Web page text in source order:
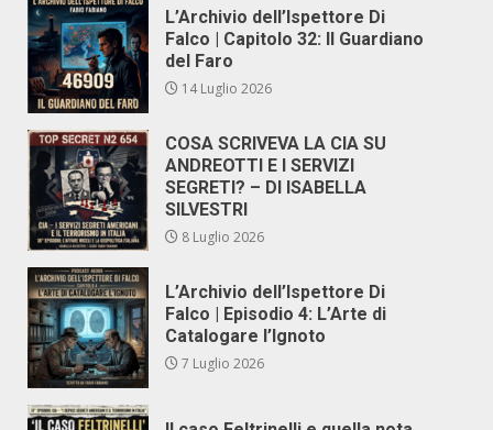
L’Archivio dell’Ispettore Di
Falco | Capitolo 32: Il Guardiano
del Faro
14 Luglio 2026
COSA SCRIVEVA LA CIA SU
ANDREOTTI E I SERVIZI
SEGRETI? – DI ISABELLA
SILVESTRI
8 Luglio 2026
L’Archivio dell’Ispettore Di
Falco | Episodio 4: L’Arte di
Catalogare l’Ignoto
7 Luglio 2026